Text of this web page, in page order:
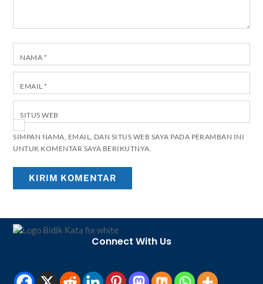
NAMA *
EMAIL *
SITUS WEB
SIMPAN NAMA, EMAIL, DAN SITUS WEB SAYA PADA PERAMBAN INI
UNTUK KOMENTAR SAYA BERIKUTNYA.
Back
Connect With Us